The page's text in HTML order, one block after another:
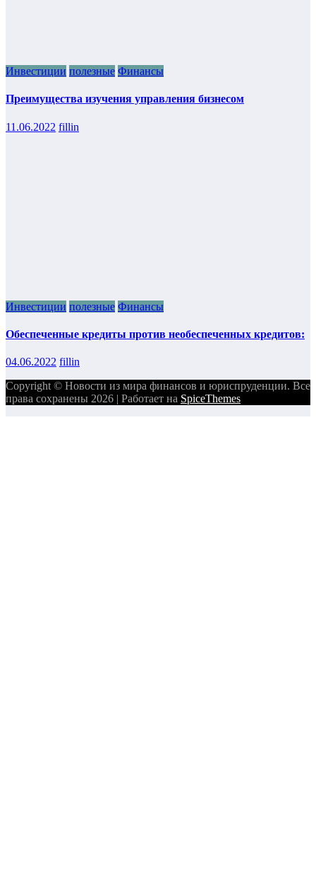
Инвестиции полезные Финансы
Преимущества изучения управления бизнесом
11.06.2022 fillin
Инвестиции полезные Финансы
Обеспеченные кредиты против необеспеченных кредитов:
04.06.2022 fillin
Copyright © Новости из мира финансов и юриспруденции. Все
права сохранены 2026 | Работает на SpiceThemes